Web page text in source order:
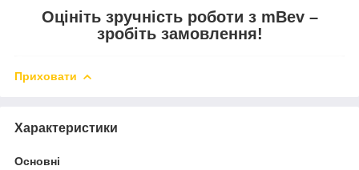
Оцініть зручність роботи з mBev –
зробіть замовлення!
Приховати
Характеристики
Основні